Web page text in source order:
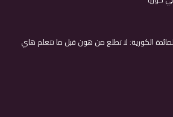
الكورية: لا تطلع من هون قبل ما تتعلم هاي